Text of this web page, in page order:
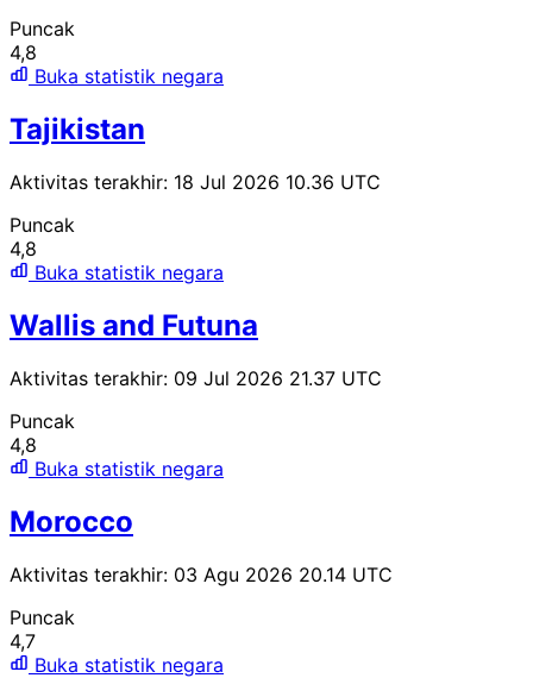
Puncak
4,8
Buka statistik negara
Tajikistan
Aktivitas terakhir: 18 Jul 2026 10.36 UTC
Puncak
4,8
Buka statistik negara
Wallis and Futuna
Aktivitas terakhir: 09 Jul 2026 21.37 UTC
Puncak
4,8
Buka statistik negara
Morocco
Aktivitas terakhir: 03 Agu 2026 20.14 UTC
Puncak
4,7
Buka statistik negara